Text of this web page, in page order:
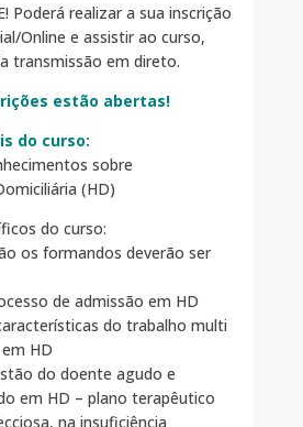
Poderá realizar a sua inscrição
Online e assistir ao curso,
transmissão em direto.
estão abertas!
do curso:
sobre
(HD)
do curso:
os formandos deverão ser
de admissão em HD
do trabalho multi
HD
do doente agudo e
em HD – plano terapêutico
na insuficiência